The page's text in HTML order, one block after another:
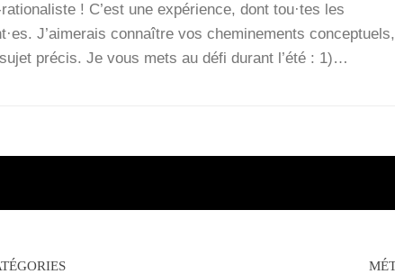
! C’est une expé­rience, dont tou·tes les
J’ai­me­rais connaître vos che­mi­ne­ments concep­tuels,
pré­cis. Je vous mets au défi durant l’é­té : 1)…